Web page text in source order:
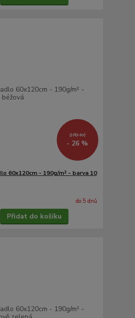
278 Kč
- 26 %
60x120cm - 190g/m² - barva 10
do 5 dnů
Přidat do košíku